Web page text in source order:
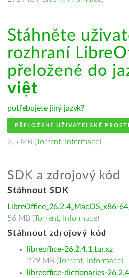
Stáhněte
rozhraní
přeložené do
việt
potřebujete jiný jazyk?
PŘELOŽENÉ UŽIVATELSKÉ
3.5 MB (Torrent, Informace)
SDK a zdrojový kód
Stáhnout SDK
LibreOffice_26.2.4_MacOS_x86-
56 MB (Torrent, Informace)
Stáhnout zdrojový kód
libreoffice-26.2.4.1.tar.xz
279 MB (Torrent, Informace)
libreoffice-dictionaries-